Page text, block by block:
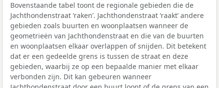
Bovenstaande tabel toont de regionale gebieden die de
Jachthondenstraat ‘raken’. Jachthondenstraat ‘raakt’ andere
gebieden zoals buurten en woonplaatsen wanneer de
geometrieën van Jachthondenstraat en die van de buurten
en woonplaatsen elkaar overlappen of snijden. Dit betekent
dat er een gedeelde grens is tussen de straat en deze
gebieden, waarbij ze op een bepaalde manier met elkaar
verbonden zijn. Dit kan gebeuren wanneer